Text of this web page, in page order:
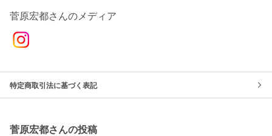
菅原宏都さんのメディア
特定商取引法に基づく表記
菅原宏都さんの投稿